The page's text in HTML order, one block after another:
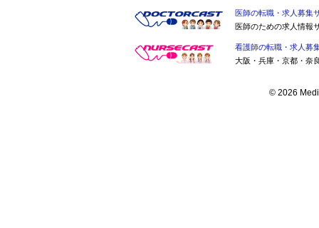
医師の転職・求人募集
医師のための求人情報
看護師の転職・求人募
大阪・兵庫・京都・奈
© 2026